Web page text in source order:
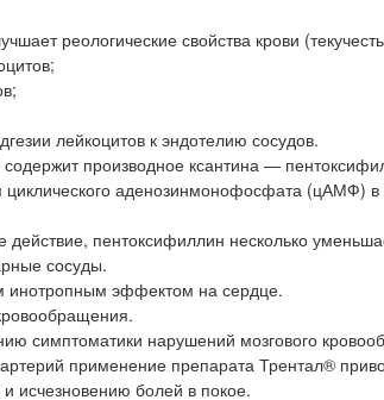
реологические свойства крови
лейкоцитов к эндотелию сосудов.
производное ксантина —
аденозинмонофосфата (цАМФ) в
пентоксифиллин несколько
сосуды.
инотропным эффектом на сердце.
симптоматики нарушений мозгового
применение препарата Трентал®
исчезновению болей в покое.